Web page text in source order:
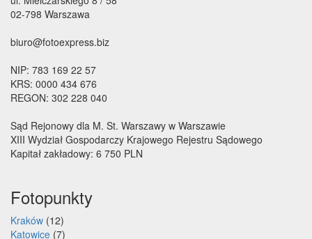
02-798 Warszawa
biuro@fotoexpress.biz
NIP: 783 169 22 57
KRS: 0000 434 676
REGON: 302 228 040
Sąd Rejonowy dla M. St. Warszawy w Warszawie
XIII Wydział Gospodarczy Krajowego Rejestru Sądowego
Kapitał zakładowy: 6 750 PLN
Fotopunkty
Kraków (12)
Katowice (7)